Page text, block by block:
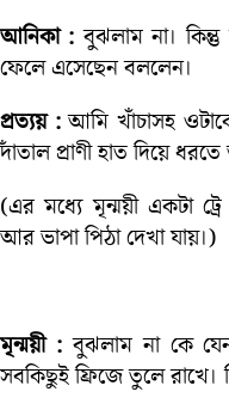
আনিকা : বুঝলাম না।
ফেলে এসেছেন বললেন।
প্রত্যয় :আমি খাঁচাসহ
দাঁতাল প্রাণী হাত দিয়ে
(এর মধ্যে মৃন্ময়ী একটা
আর ভাপা পিঠা দেখা যায়।)
মৃন্ময়ী :বুঝলাম না কে যেন
সবকিছুই ফ্রিজে তুলে রাখে।